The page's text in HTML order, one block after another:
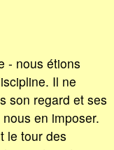
- nous étions
Il ne
son regard et ses
en imposer.
le tour des